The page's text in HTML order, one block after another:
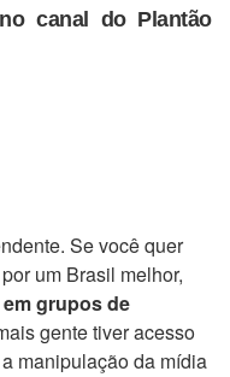
canal do Plantão
Se você quer
um Brasil melhor,
grupos de
gente tiver acesso
manipulação da mídia